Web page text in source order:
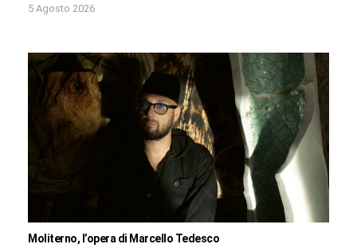
5 Agosto 2026
Moliterno, l’opera di Marcello Tedesco